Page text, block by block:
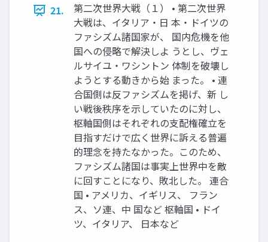
21.
第二次世界大戦（１） • 第二次世界
大戦は、イタリア・日 本・ドイツの
ファシズム諸国家が、 国内危機を他
国への侵略で解決しよ うとし、ヴェ
ルサイユ・ワシントン 体制を破壊し
ようとする動きから始 まった。 • 連
合国側は反ファシズムを掲げ、新 し
い戦後秩序を示していたのに対し、
枢軸国側はそれぞれの支配権確立を
目指すだけで広く世界に訴える普遍
的理念を持たなかった。このため、
ファシズム諸国は事実上世界中を敵
に回すことになり、敗北した。 連合
国 • アメリカ、イギリス、 フラン
ス、ソ連、中 国など 枢軸国 • ドイ
ツ、イタリア、 日本など